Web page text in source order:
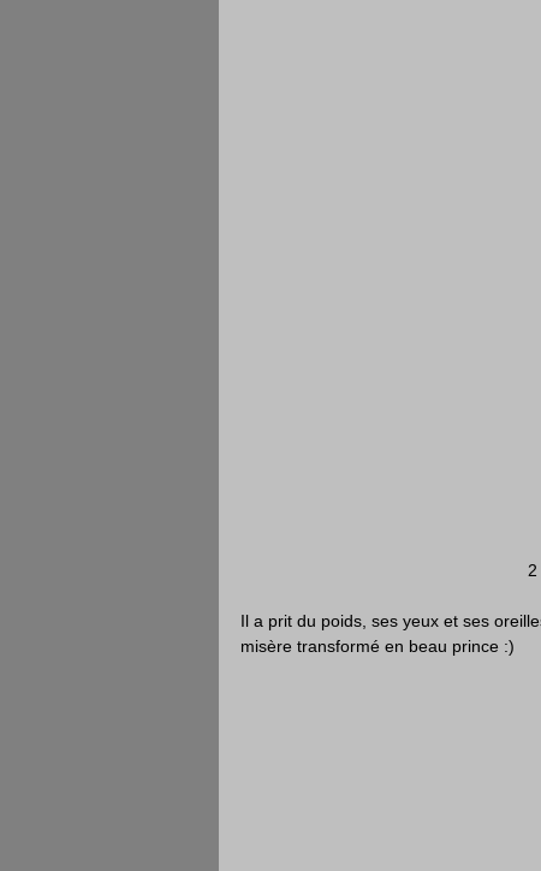
Il a prit du poids, ses yeux et ses
misère transformé en beau prince :)